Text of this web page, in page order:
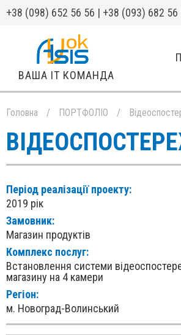
+38 (098) 652 56 56 | +38 (093) 682 56
ВАША IT КОМАНДА
Головна / ПОРТФОЛІО /
Період реалізації проекту:
2019 рік
Замовник:
Магазин продуктів
Комплекс послуг:
Встановлення системи
магазину на 4 камери
Регіон:
м. Новоград-Волинський